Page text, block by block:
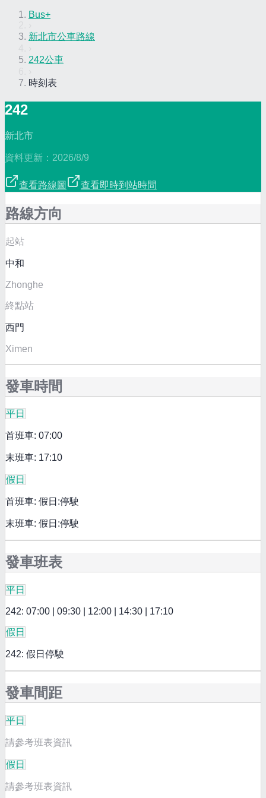
Bus+
新北市公車路線
242公車
時刻表
242
新北市
資料更新： 2026/8/9
查看路線圖 查看即時到站時間
路線方向
起站
中和
Zhonghe
終點站
西門
Ximen
發車時間
平日
首班車: 07:00
末班車: 17:10
假日
首班車: 假日:停駛
末班車: 假日:停駛
發車班表
平日
242: 07:00 | 09:30 | 12:00 | 14:30 | 17:10
假日
242: 假日停駛
發車間距
平日
請參考班表資訊
假日
請參考班表資訊